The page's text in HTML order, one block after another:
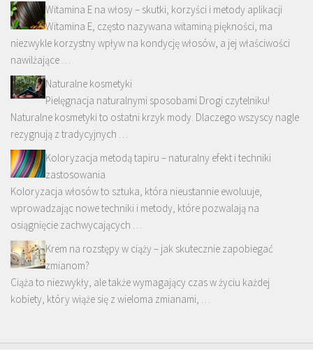
Witamina E na włosy – skutki, korzyści i metody aplikacji
Witamina E, często nazywana witaminą piękności, ma
niezwykle korzystny wpływ na kondycję włosów, a jej właściwości
nawilżające …
Naturalne kosmetyki
Pielęgnacja naturalnymi sposobami Drogi czytelniku!
Naturalne kosmetyki to ostatni krzyk mody. Dlaczego wszyscy nagle
rezygnują z tradycyjnych …
Koloryzacja metodą tapiru – naturalny efekt i techniki
zastosowania
Koloryzacja włosów to sztuka, która nieustannie ewoluuje,
wprowadzając nowe techniki i metody, które pozwalają na
osiągnięcie zachwycających …
Krem na rozstępy w ciąży – jak skutecznie zapobiegać
zmianom?
Ciąża to niezwykły, ale także wymagający czas w życiu każdej
kobiety, który wiąże się z wieloma zmianami, …